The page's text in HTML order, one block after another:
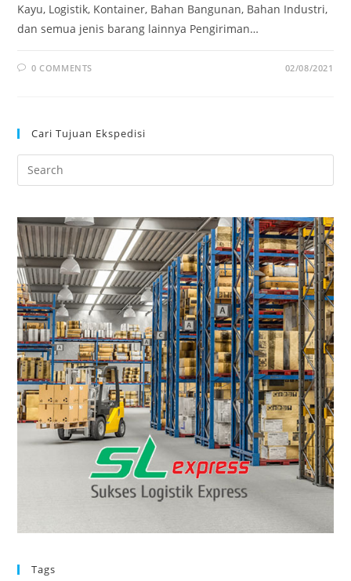
Kayu, Logistik, Kontainer, Bahan Bangunan, Bahan Industri,
dan semua jenis barang lainnya Pengiriman…
0 COMMENTS 02/08/2021
Cari Tujuan Ekspedisi
Tags